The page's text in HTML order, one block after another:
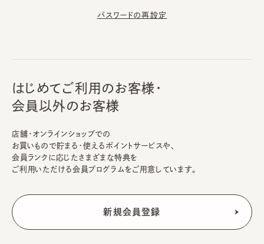
パスワードの再設定
はじめてご利用のお客様・
会員以外のお客様
店舗・オンラインショップでの
お買いもので貯まる・使えるポイントサービスや、
会員ランクに応じたさまざまな特典を
ご利用いただける会員プログラムをご用意しています。